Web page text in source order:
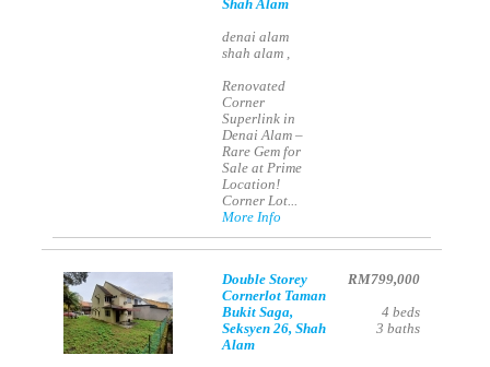
Shah Alam
denai alam
shah alam ,
Renovated
Corner
Superlink in
Denai Alam –
Rare Gem for
Sale at Prime
Location!
Corner Lot...
More Info
Double Storey
Cornerlot Taman
Bukit Saga,
Seksyen 26, Shah
Alam
RM799,000
4 beds
3 baths